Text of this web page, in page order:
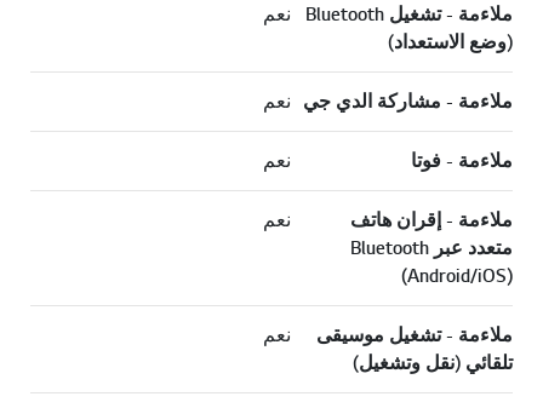
ملاءمة - تشغيل Bluetooth
(وضع الاستعداد)
نعم
ملاءمة - مشاركة الدي جي نعم
ملاءمة - فوتا نعم
ملاءمة - إقران هاتف
متعدد عبر Bluetooth
(Android/iOS)
نعم
ملاءمة - تشغيل موسيقى
تلقائي (نقل وتشغيل)
نعم